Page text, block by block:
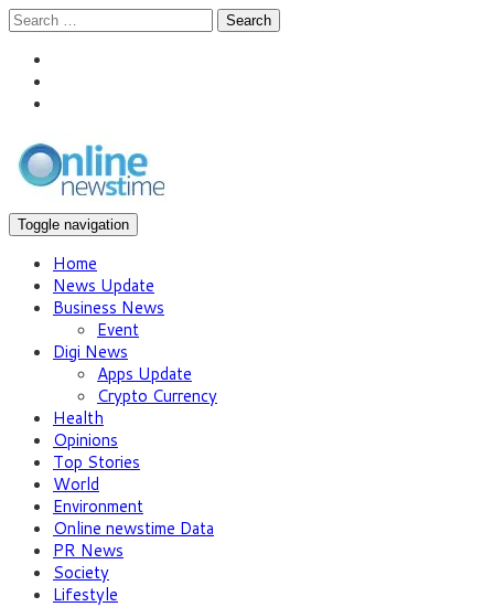
Search
Toggle navigation
Home
News Update
Business News
Event
Digi News
Apps Update
Crypto Currency
Health
Opinions
Top Stories
World
Environment
Online newstime Data
PR News
Society
Lifestyle